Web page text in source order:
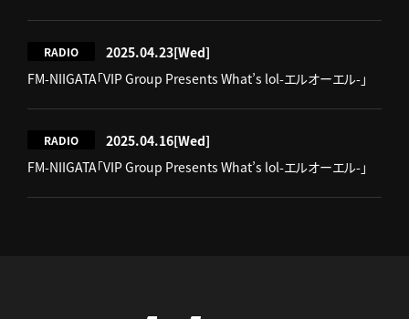
RADIO 2025.04.23[Wed]
FM-NIIGATA「VIP Group Presents What’s lol-エルオーエル-」
RADIO 2025.04.16[Wed]
FM-NIIGATA「VIP Group Presents What’s lol-エルオーエル-」